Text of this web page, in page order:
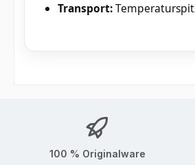
Transport:
100 % Originalware